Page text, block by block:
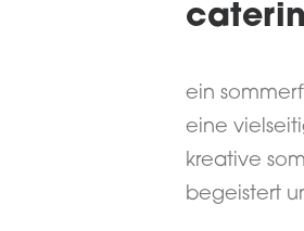
ein
eine
kreative
begeistert